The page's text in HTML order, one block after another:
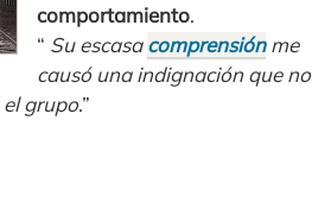
comportamiento.
“ Su escasacomprensiónme
causó una indignación que no
grupo.”